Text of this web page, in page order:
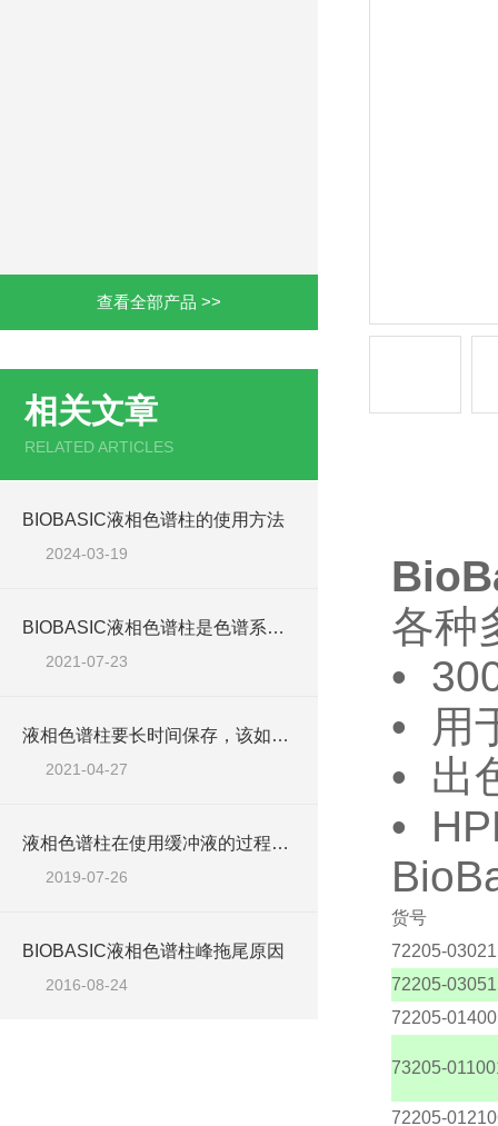
查看全部产品 >>
相关文章
RELATED ARTICLES
BIOBASIC液相色谱柱的使用方法
2024-03-19
BIOBASIC液相色谱柱是色谱系统的心脏吗
2021-07-23
液相色谱柱要长时间保存，该如何保存呢
2021-04-27
液相色谱柱在使用缓冲液的过程中要注意哪几点
2019-07-26
BIOBASIC液相色谱柱峰拖尾原因
2016-08-24
各种
•
• 用
• 出
•
货号
72205-
72205-
72205-
73205-
72205-